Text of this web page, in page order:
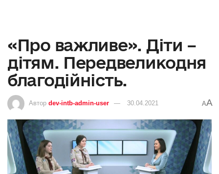
«Про важливе». Діти –
дітям. Передвеликодня
благодійність.
Автор dev-intb-admin-user 30.04.2021 AA